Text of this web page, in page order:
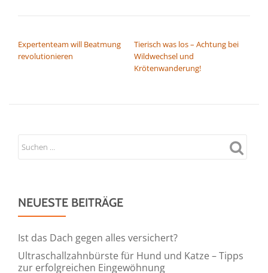
Expertenteam will Beatmung
revolutionieren
Tierisch was los – Achtung bei
Wildwechsel und
Krötenwanderung!
NEUESTE BEITRÄGE
Ist das Dach gegen alles versichert?
Ultraschallzahnbürste für Hund und Katze – Tipps
zur erfolgreichen Eingewöhnung